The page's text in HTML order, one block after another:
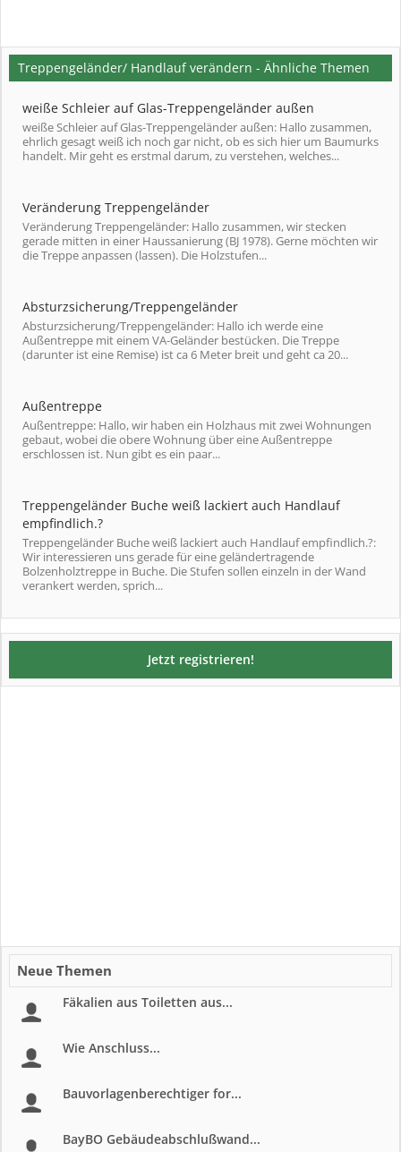
Treppengeländer/ Handlauf verändern - Ähnliche Themen
weiße Schleier auf Glas-Treppengeländer außen
weiße Schleier auf Glas-Treppengeländer außen: Hallo zusammen,
ehrlich gesagt weiß ich noch gar nicht, ob es sich hier um Baumurks
handelt. Mir geht es erstmal darum, zu verstehen, welches...
Veränderung Treppengeländer
Veränderung Treppengeländer: Hallo zusammen, wir stecken
gerade mitten in einer Haussanierung (BJ 1978). Gerne möchten wir
die Treppe anpassen (lassen). Die Holzstufen...
Absturzsicherung/Treppengeländer
Absturzsicherung/Treppengeländer: Hallo ich werde eine
Außentreppe mit einem VA-Geländer bestücken. Die Treppe
(darunter ist eine Remise) ist ca 6 Meter breit und geht ca 20...
Außentreppe
Außentreppe: Hallo, wir haben ein Holzhaus mit zwei Wohnungen
gebaut, wobei die obere Wohnung über eine Außentreppe
erschlossen ist. Nun gibt es ein paar...
Treppengeländer Buche weiß lackiert auch Handlauf
empfindlich.?
Treppengeländer Buche weiß lackiert auch Handlauf empfindlich.?:
Wir interessieren uns gerade für eine geländertragende
Bolzenholztreppe in Buche. Die Stufen sollen einzeln in der Wand
verankert werden, sprich...
Jetzt registrieren!
Neue Themen
Fäkalien aus Toiletten aus...
Wie Anschluss...
Bauvorlagenberechtiger for...
BayBO Gebäudeabschlußwand...